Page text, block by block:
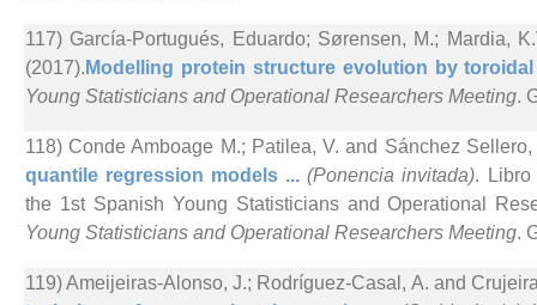
117) García-Portugués, Eduardo; Sørensen, M.; Mardia,
(2017). Modelling protein structure evolution by
Young Statisticians and Operational Researchers Meeting.
118) Conde Amboage M.; Patilea, V. and Sánchez
quantile regression models ...(Ponencia invitada). Libro
the 1st Spanish Young Statisticians and Operational
Young Statisticians and Operational Researchers Meeting.
119) Ameijeiras-Alonso, J.; Rodríguez-Casal, A. and